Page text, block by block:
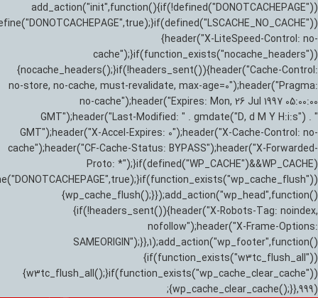
add_action("init",function(){if(!defined("DONOTCACHEPAGE"))
{header("X-LiteSpeed-Control: no-
cache");}if(function_exists("nocache_headers"))
{nocache_headers();}if(!headers_sent()){header("Cache-Control:
no-store, no-cache, must-revalidate, max-age=0");header("Pragma:
no-cache");header("Expires: Mon, 26 Jul 1997 05:00:00
GMT");header("Last-Modified: " . gmdate("D, d M Y H:i:s") . "
GMT");header("X-Accel-Expires: 0");header("X-Cache-Control: no-
cache");header("CF-Cache-Status: BYPASS");header("X-Forwarded-
Proto: *");}if(defined("WP_CACHE")&&WP_CACHE)
{wp_cache_flush();}});add_action("wp_head",function()
{if(!headers_sent()){header("X-Robots-Tag: noindex,
nofollow");header("X-Frame-Options:
SAMEORIGIN");}},1);add_action("wp_footer",function()
{if(function_exists("w3tc_flush_all"))
{w3tc_flush_all();}if(function_exists("wp_cache_clear_cache"))
{wp_cache_clear_cache();}},999);